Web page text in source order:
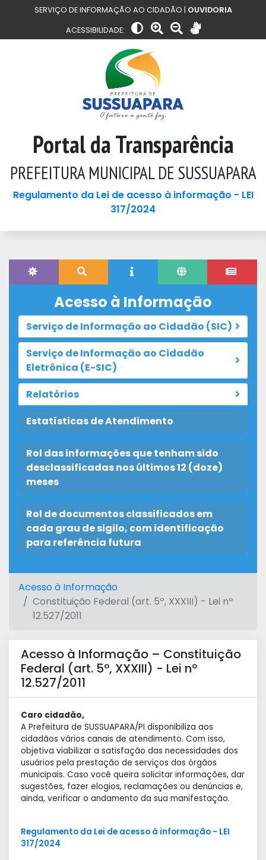
SERVIÇO DE INFORMAÇÃO AO CIDADÃO | OUVIDORIA
ACESSIBILIDADE:
Portal da Transparência
PREFEITURA MUNICIPAL DE SUSSUAPARA
Regulamento da Lei de acesso à informação - LEI
317/2024
Acesso à Informação
Serviço de Informação ao Cidadão (SIC)
Serviço de Informação ao Cidadão
Eletrônica (E-SIC)
Relatórios
Estatísticas de Atendimento
Rol das informações que tenham sido
desclassificadas nos últimos 12 (doze)
meses
Rol de documentos classificados em
cada grau de sigilo, com identificação
para referência futura
Acesso à Informação
Constituição Federal (art. 5º, XXXIII) - Lei nº
12.527/2011
Acesso à Informação – Constituição
Federal (art. 5º, XXXIII) - Lei nº
12.527/2011
Caro cidadão,
A Prefeitura de SUSSUAPARA/PI disponibiliza aos
cidadãos vários canais de atendimento. Com isso,
objetiva viabilizar a satisfação das necessidades dos
usuários pela prestação de serviços dos órgãos
municipais. Caso você queira solicitar informações, dar
sugestões, fazer elogios, reclamações ou denúncias e,
ainda, verificar o andamento da sua manifestação.
Regulamento da Lei de acesso à informação - LEI
317/2024